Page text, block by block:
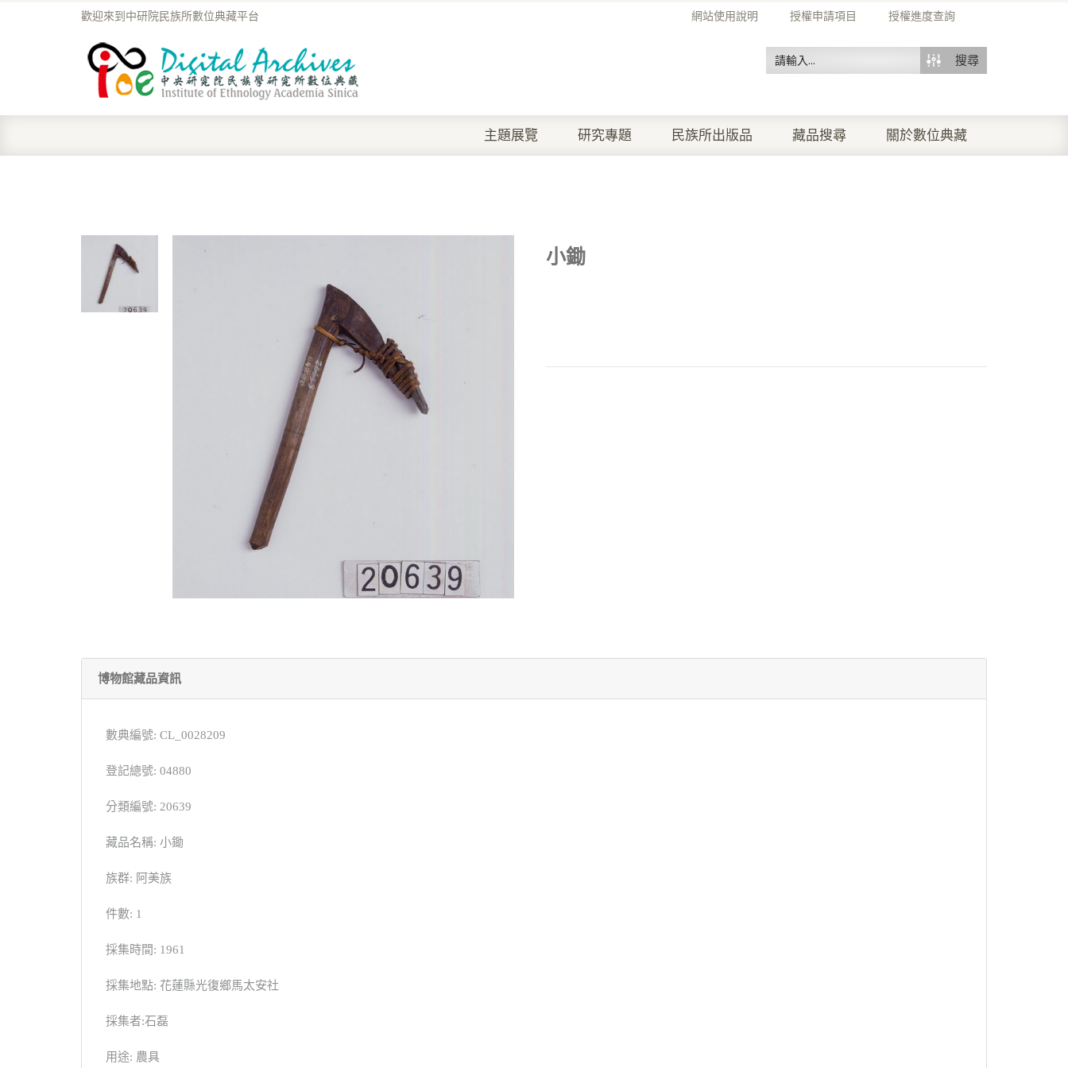
網站使用說明 授權申請項目 授權進度查詢
歡迎來到中研院民族所數位典藏平台
搜尋
主題展覽 研究專題 民族所出版品 藏品搜尋 關於數位典藏
小鋤
博物館藏品資訊
數典編號: CL_0028209
登記總號: 04880
分類編號: 20639
藏品名稱: 小鋤
族群: 阿美族
件數: 1
採集時間: 1961
採集地點: 花蓮縣光復鄉馬太安社
採集者:石磊
用途: 農具